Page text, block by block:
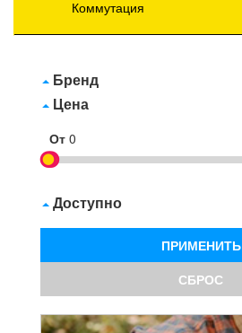
Коммутация
Бренд
Цена
От 0
Доступно
ПРИМЕНИТЬ
СБРОС